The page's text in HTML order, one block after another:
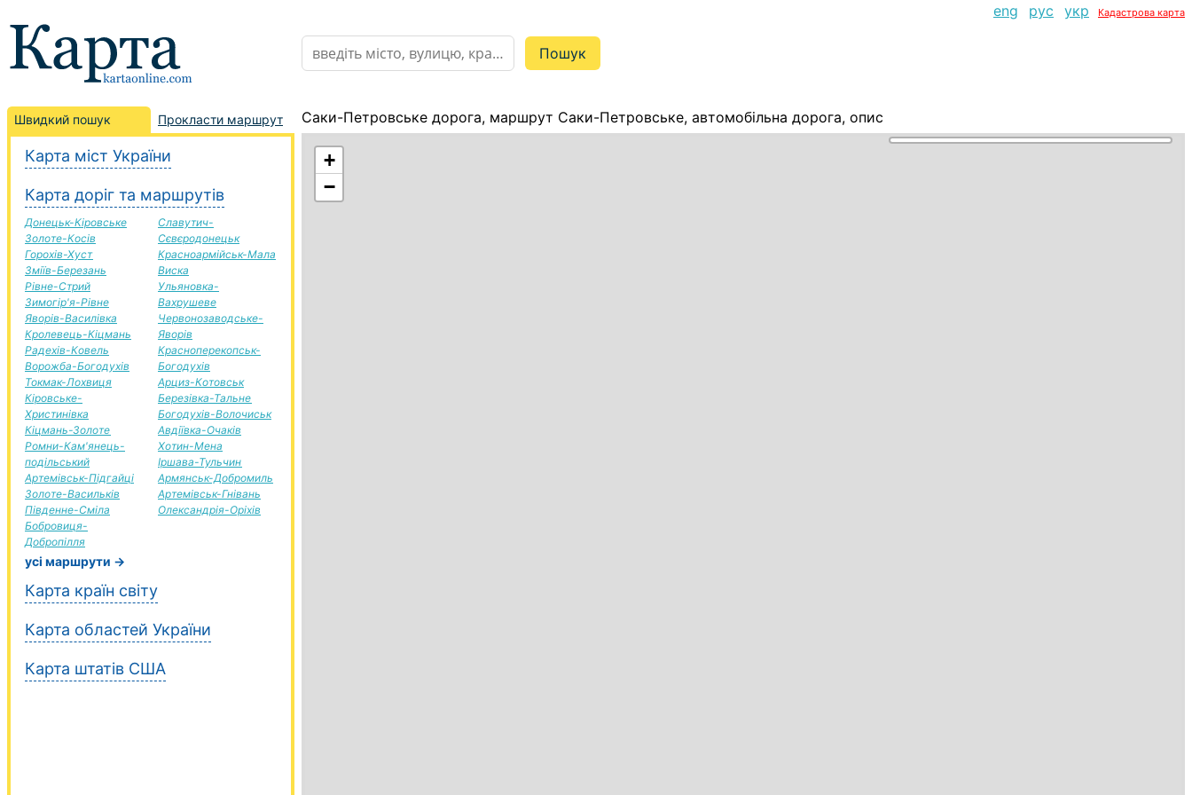
eng рус укр Кадастрова карта
Швидкий пошук Прокласти маршрут
Карта міст України
Карта доріг та маршрутів
Донецьк-Кіровське
Золоте-Косів
Горохів-Хуст
Зміїв-Березань
Рівне-Стрий
Зимогір'я-Рівне
Яворів-Василівка
Кролевець-Кіцмань
Радехів-Ковель
Ворожба-Богодухів
Токмак-Лохвиця
Кіровське-
Христинівка
Кіцмань-Золоте
Ромни-Кам'янець-
подільський
Артемівськ-Підгайці
Золоте-Васильків
Південне-Сміла
Бобровиця-
Добропілля
Славутич-
Сєвєродонецьк
Красноармійськ-Мала
Виска
Ульяновка-
Вахрушеве
Червонозаводське-
Яворів
Красноперекопськ-
Богодухів
Арциз-Котовськ
Березівка-Тальне
Богодухів-Волочиськ
Авдіївка-Очаків
Хотин-Мена
Іршава-Тульчин
Армянськ-Добромиль
Артемівськ-Гнівань
Олександрія-Оріхів
усі маршрути →
Карта країн світу
Карта областей України
Карта штатів США
Саки-Петровське дорога, маршрут Саки-Петровське, автомобільна дорога, опис
+
−